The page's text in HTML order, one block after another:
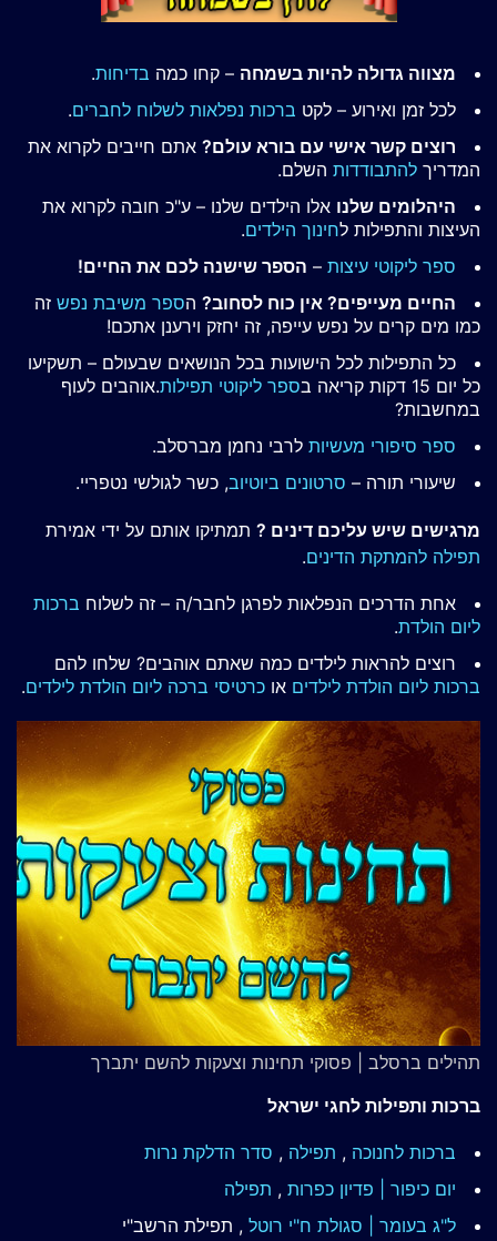
מצווה גדולה להיות בשמחה – קחו כמה בדיחות.
לכל זמן ואירוע – לקט ברכות נפלאות לשלוח לחברים.
רוצים קשר אישי עם בורא עולם? אתם חייבים לקרוא את
המדריך להתבודדות השלם.
היהלומים שלנו אלו הילדים שלנו – ע"כ חובה לקרוא את
העיצות והתפילות לחינוך הילדים.
ספר ליקוטי עיצות – הספר שישנה לכם את החיים!
החיים מעייפים? אין כוח לסחוב? הספר משיבת נפש זה
כמו מים קרים על נפש עייפה, זה יחזק וירענן אתכם!
כל התפילות לכל הישועות בכל הנושאים שבעולם – תשקיעו
כל יום 15 דקות קריאה ב
ספר ליקוטי תפילות.אוהבים לעוף
במחשבות?
ספר סיפורי מעשיות לרבי נחמן מברסלב.
שיעורי תורה – סרטונים ביוטיוב, כשר לגולשי נטפריי.
מרגישים שיש עליכם דינים ? תמתיקו אותם על ידי אמירת
תפילה להמתקת הדינים.
אחת הדרכים הנפלאות לפרגן לחבר/ה – זה לשלוח ברכות
ליום הולדת.
רוצים להראות לילדים כמה שאתם אוהבים? שלחו להם
ברכות ליום הולדת לילדים או כרטיסי ברכה ליום הולדת לילדים.
תהילים ברסלב | פסוקי תחינות וצעקות להשם יתברך
ברכות ותפילות לחגי ישראל
ברכות לחנוכה , תפילה , סדר הדלקת נרות
יום כיפור | פדיון כפרות , תפילה
ל"ג בעומר | סגולת ח"י רוטל , תפילת הרשב"י